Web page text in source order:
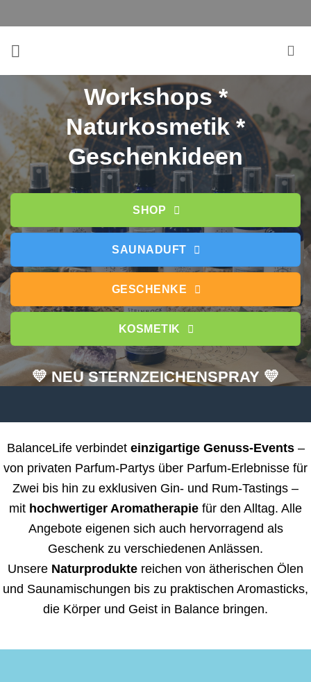
Inhalt
springen
Workshops *
Naturkosmetik *
Geschenkideen
SHOP
SAUNADUFT
GESCHENKE
KOSMETIK
💛 NEU STERNZEICHENSPRAY 💛
BalanceLife verbindet einzigartige Genuss-Events–
von privaten Parfum-Partys über Parfum-Erlebnisse für
Zwei bis hin zu exklusiven Gin- und Rum-Tastings –
mit hochwertiger Aromatherapie für den Alltag. Alle
Angebote eigenen sich auch hervorragend als
Geschenk zu verschiedenen Anlässen.
Unsere Naturprodukte reichen von ätherischen Ölen
und Saunamischungen bis zu praktischen Aromasticks,
die Körper und Geist in Balance bringen.